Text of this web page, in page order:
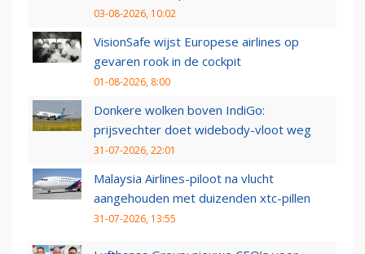
03-08-2026, 10:02
VisionSafe wijst Europese airlines op
gevaren rook in de cockpit
01-08-2026, 8:00
Donkere wolken boven IndiGo:
prijsvechter doet widebody-vloot weg
31-07-2026, 22:01
Malaysia Airlines-piloot na vlucht
aangehouden met duizenden xtc-pillen
31-07-2026, 13:55